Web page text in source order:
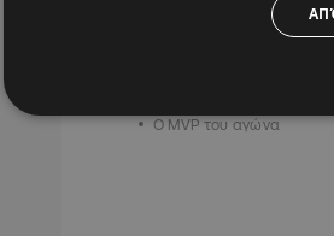
Ισοφάρισε δύο
ο τρομερός και
Ο MVP του αγώνα